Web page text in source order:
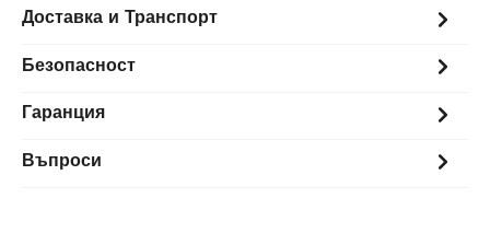
Доставка и Транспорт
Безопасност
Гаранция
Въпроси